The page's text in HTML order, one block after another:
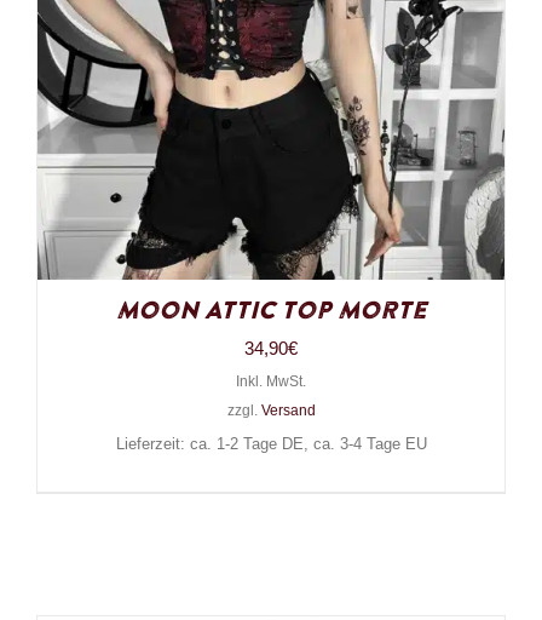
Moon Attic Top Morte
34,90€
Inkl. MwSt.
zzgl. Versand
Lieferzeit: ca. 1-2 Tage DE, ca. 3-4 Tage EU